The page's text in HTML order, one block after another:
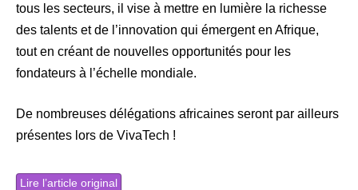
tous les secteurs, il vise à mettre en lumière la richesse
des talents et de l’innovation qui émergent en Afrique,
tout en créant de nouvelles opportunités pour les
fondateurs à l’échelle mondiale.
De nombreuses délégations africaines seront par ailleurs
présentes lors de VivaTech !
Lire l’article original